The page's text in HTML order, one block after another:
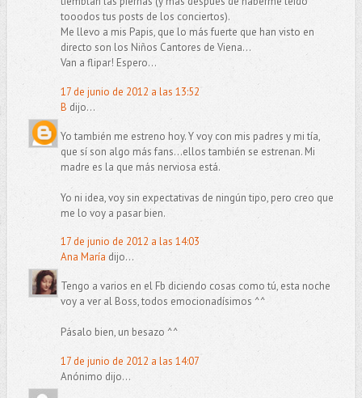
tooodos tus posts de los conciertos).
Me llevo a mis Papis, que lo más fuerte que han visto en
directo son los Niños Cantores de Viena...
Van a flipar! Espero...
17 de junio de 2012 a las 13:52
B dijo...
Yo también me estreno hoy. Y voy con mis padres y mi tía,
que sí son algo más fans...ellos también se estrenan. Mi
madre es la que más nerviosa está.
Yo ni idea, voy sin expectativas de ningún tipo, pero creo que
me lo voy a pasar bien.
17 de junio de 2012 a las 14:03
Ana María dijo...
Tengo a varios en el Fb diciendo cosas como tú, esta noche
voy a ver al Boss, todos emocionadísimos ^^
Pásalo bien, un besazo ^^
17 de junio de 2012 a las 14:07
Anónimo dijo...